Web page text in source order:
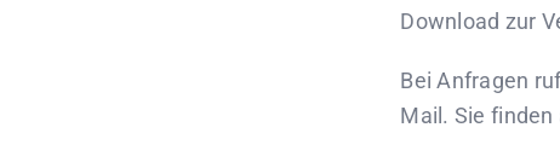
Download zur
Bei Anfragen
Mail. Sie